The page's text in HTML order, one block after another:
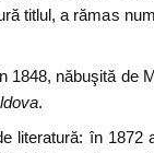
titlul, a rămas
1848, năbuşită de
.
literatură: în 1872